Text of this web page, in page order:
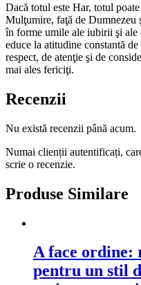
Dacă totul este Har, totul
Mulţumire, faţă de Dumnezeu
în forme umile ale iubirii şi ale
educe la atitudine constantă
respect, de atenţie şi de
mai ales fericiţi.
Recenzii
Nu există recenzii până acum.
Numai clienții autentificați,
scrie o recenzie.
Produse Similare
A face
pentru un stil